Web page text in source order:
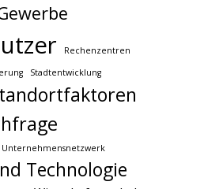
Rechenzentren
Stadtentwicklung
Unternehmensnetzwerk
Technologie